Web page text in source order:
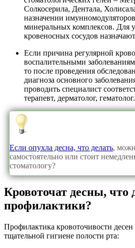
Солкосерила, Дентала,
назначении
минеральных комплексов. Для
кровеносных сосудов
Если причина регулярной
воспалительными
то после проведения
диагноза основного
проводить специалист
терапевт, дерматолог, гематолог.
Если опухла десна, что делать,
самостоятельно или стоит
стоматологу?
Кровоточат десны, что
профилактики?
Профилактика кровоточивости десен
тщательной гигиене полости рта: